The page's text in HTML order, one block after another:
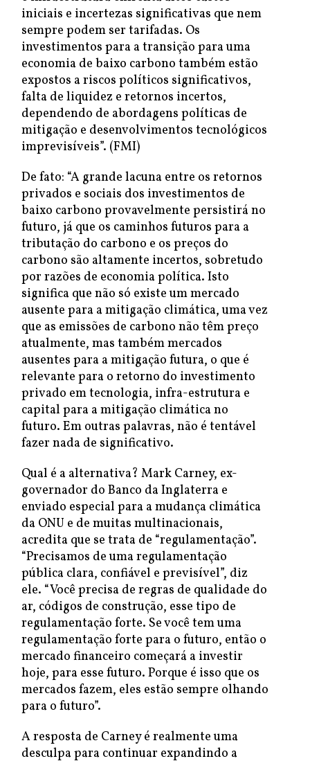
iniciais e incertezas significativas que nem
sempre podem ser tarifadas. Os
investimentos para a transição para uma
economia de baixo carbono também estão
expostos a riscos políticos significativos,
falta de liquidez e retornos incertos,
dependendo de abordagens políticas de
mitigação e desenvolvimentos tecnológicos
imprevisíveis”. (FMI)
De fato: “A grande lacuna entre os retornos
privados e sociais dos investimentos de
baixo carbono provavelmente persistirá no
futuro, já que os caminhos futuros para a
tributação do carbono e os preços do
carbono são altamente incertos, sobretudo
por razões de economia política. Isto
significa que não só existe um mercado
ausente para a mitigação climática, uma vez
que as emissões de carbono não têm preço
atualmente, mas também mercados
ausentes para a mitigação futura, o que é
relevante para o retorno do investimento
privado em tecnologia, infra-estrutura e
capital para a mitigação climática no
futuro. Em outras palavras, não é tentável
fazer nada de significativo.
Qual é a alternativa? Mark Carney, ex-
governador do Banco da Inglaterra e
enviado especial para a mudança climática
da ONU e de muitas multinacionais,
acredita que se trata de “regulamentação”.
“Precisamos de uma regulamentação
pública clara, confiável e previsível”, diz
ele. “Você precisa de regras de qualidade do
ar, códigos de construção, esse tipo de
regulamentação forte. Se você tem uma
regulamentação forte para o futuro, então o
mercado financeiro começará a investir
hoje, para esse futuro. Porque é isso que os
mercados fazem, eles estão sempre olhando
para o futuro”.
A resposta de Carney é realmente uma
desculpa para continuar expandindo a